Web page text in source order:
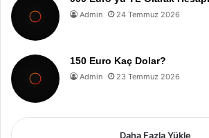
Admin 24 Temmuz 2026
150 Euro Kaç Dolar?
Admin 23 Temmuz 2026
Daha Fazla Yükle